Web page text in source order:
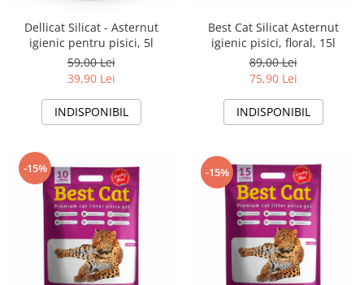
Dellicat Silicat - Asternut
igienic pentru pisici, 5l
59,00 Lei
39,90 Lei
INDISPONIBIL
Best Cat Silicat Asternut
igienic pisici, floral, 15l
89,00 Lei
75,90 Lei
INDISPONIBIL
-15% -15%